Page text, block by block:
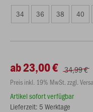
34
36 38 40
ab 23,00 € 34,99 €
Preis inkl. 19% MwSt. zzgl.
Artikel sofort verfügbar
Lieferzeit: 5 Werktage